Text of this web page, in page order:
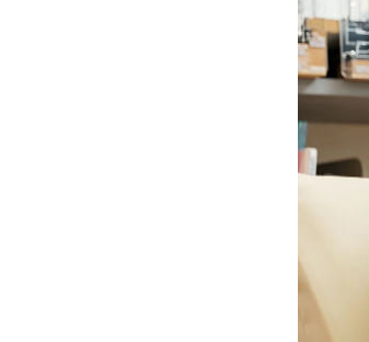
はじめての方はこちら（コンセプト）